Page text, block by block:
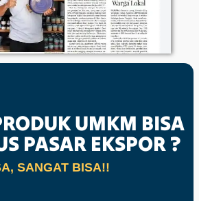
UMKM BISA
PASAR EKSPOR ?
SANGAT BISA!!